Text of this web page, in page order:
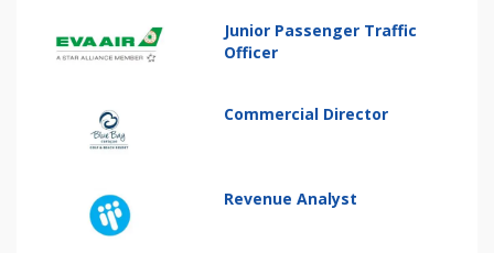
Junior Passenger Traffic
Officer
Commercial Director
Revenue Analyst